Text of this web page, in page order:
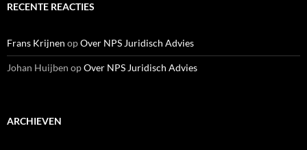
RECENTE REACTIES
Frans Krijnen opOver NPS Juridisch Advies
Johan Huijben opOver NPS Juridisch Advies
ARCHIEVEN